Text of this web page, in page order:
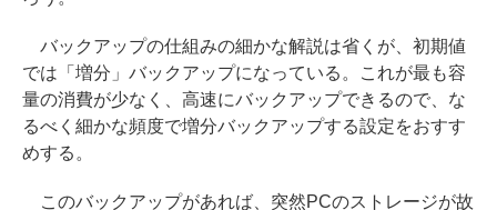
バックアップの仕組みの細かな解説は省くが、初期値
では「増分」バックアップになっている。これが最も容
量の消費が少なく、高速にバックアップできるので、な
るべく細かな頻度で増分バックアップする設定をおすす
めする。
このバックアップがあれば、突然PCのストレージが故